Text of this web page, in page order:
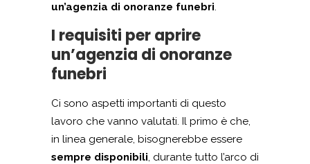
un’agenzia di onoranze funebri.
I requisiti per aprire
un’agenzia di onoranze
funebri
Ci sono aspetti importanti di questo
lavoro che vanno valutati. Il primo è che,
in linea generale, bisognerebbe essere
sempre disponibili, durante tutto l’arco di